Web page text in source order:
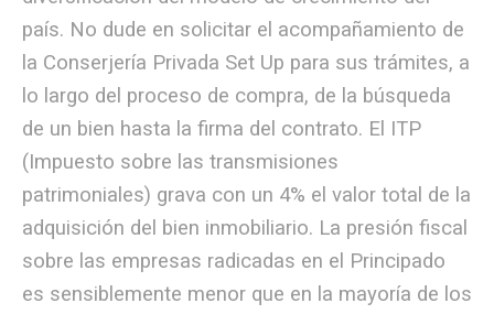
país. No dude en solicitar el acompañamiento de
la Conserjería Privada Set Up para sus trámites, a
lo largo del proceso de compra, de la búsqueda
de un bien hasta la firma del contrato. El ITP
(Impuesto sobre las transmisiones
patrimoniales) grava con un 4% el valor total de la
adquisición del bien inmobiliario. La presión fiscal
sobre las empresas radicadas en el Principado
es sensiblemente menor que en la mayoría de los